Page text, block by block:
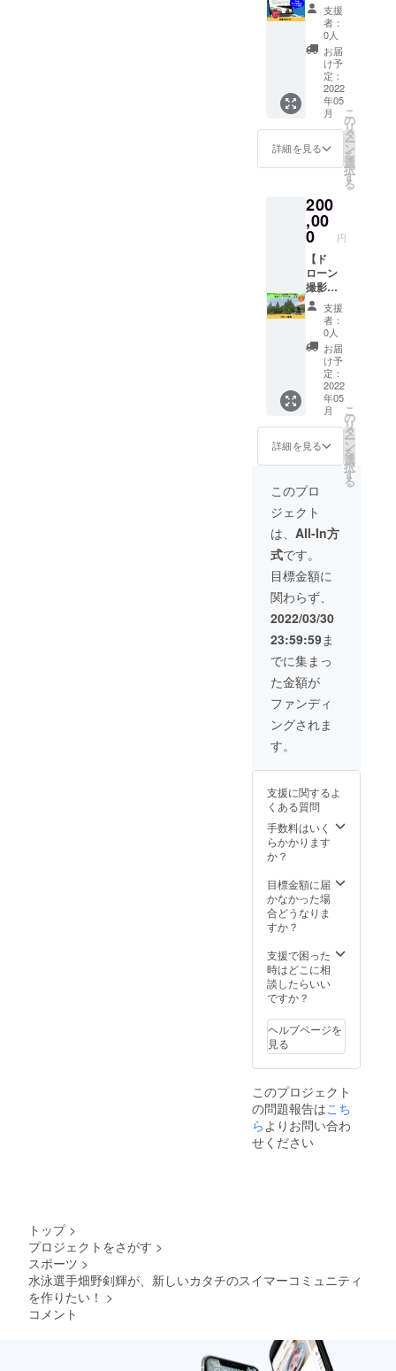
ンサー
として
企業名
を掲載
させて
いただ
きま
す。 あ
なたの
企業名
をスイ
マーコ
ミュニ
「TRUE
FUN」
でPRで
きま
す。 ※
掲載内
容は
メール
にて打
合せさ
せてい
ただき
ます。
※ネット
ワーク
販売や
企業イ
メージ
が相違
する場
合等、
掲載を
お断り
させて
いただ
く場合
があり
ます。
お断り
させて
いただ
いた場
合にお
いても
返金は
いたし
かねま
す。 ※
20cm四
で予定
してお
りま
す。 ※
企業名
期間は
2022年
5月から
1年間で
スイ
マーコ
ミュニ
ティ
「TRUE
FUN」
の企業
スポン
サーに
なれる
権利で
す。 HP
に企業
サーと
して企
業名と
ホーム
ページ
のリン
クを掲
載させ
ていた
だきま
す。 あ
なたの
企業名
をNext
Find
Valueの
HPで
PRでき
ます。
https://
www.ne
xtfindv
alue.co
m/ ※掲
載内容
はメー
ルにて
打合せ
させて
いただ
きま
す。 ※
ネット
ワーク
販売や
企業イ
メージ
が相違
掲載を
させて
いただ
く場合
があり
ます。
させて
いただ
いた場
合にお
返金は
いたし
かねま
す。
掲載期
間は
2022年
5月から
す。
支援
者：
0人
お届
け予
定：
2022
年05
月
詳細を見る
こ
の
リ
タ
ー
ン
を
選
択
す
る
200
,00
0 円
【ド
ローン
撮影】
ドロー
ンで企
業様の
PR撮影
し、撮
影デー
タをお
渡しし
ます。
合計25
分程度
のフラ
イトで
撮影と
なりま
す。 地
方公共
団体、
TV会
社、映
像会社
などと
の実績
のある
ドロー
ン撮影
を是非
ご利用
くださ
い。 ※
空港付
地は撮
ませ
ん。 ※
各自治
体等の
規制に
撮影と
なりま
す。 ※
日程、
詳細は
メール
にてお
打ち合
たしま
す。 ※
交通費
を別途
いただ
きま
す。
支援
者：
0人
お届
け予
定：
2022
年05
月
詳細を見る
こ
の
リ
タ
ー
ン
を
選
択
す
る
このプロ
ジェクト
は、 All-In方
式です。
目標金額に
関わらず、
2022/03/30
23:59:59ま
でに集まっ
た金額が
ファンディ
ングされま
す。
支援に関するよ
くある質問
手数料はいく
らかかります
か？
目標金額に届
かなかった場
合どうなりま
すか？
支援で困った
時はどこに相
談したらいい
ですか？
ヘルプページを
見る
このプロジェクト
の問題報告はこち
ら よりお問い合わ
せください
トップ >
プロジェクトをさがす >
スポーツ >
水泳選手畑野剣輝が、新しいカタチのスイマーコミュニティ
を作りたい！ >
コメント